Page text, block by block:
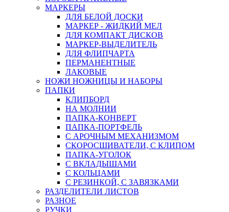
МАРКЕРЫ
ДЛЯ БЕЛОЙ ДОСКИ
МАРКЕР - ЖИДКИЙ МЕЛ
ДЛЯ КОМПАКТ ДИСКОВ
МАРКЕР-ВЫДЕЛИТЕЛЬ
ДЛЯ ФЛИПЧАРТА
ПЕРМАНЕНТНЫЕ
ЛАКОВЫЕ
НОЖИ НОЖНИЦЫ И НАБОРЫ
ПАПКИ
КЛИПБОРД
НА МОЛНИИ
ПАПКА-КОНВЕРТ
ПАПКА-ПОРТФЕЛЬ
С АРОЧНЫМ МЕХАНИЗМОМ
СКОРОСШИВАТЕЛИ, С КЛИПОМ
ПАПКА-УГОЛОК
С ВКЛАДЫШАМИ
С КОЛЬЦАМИ
С РЕЗИНКОЙ, С ЗАВЯЗКАМИ
РАЗДЕЛИТЕЛИ ЛИСТОВ
РАЗНОЕ
РУЧКИ